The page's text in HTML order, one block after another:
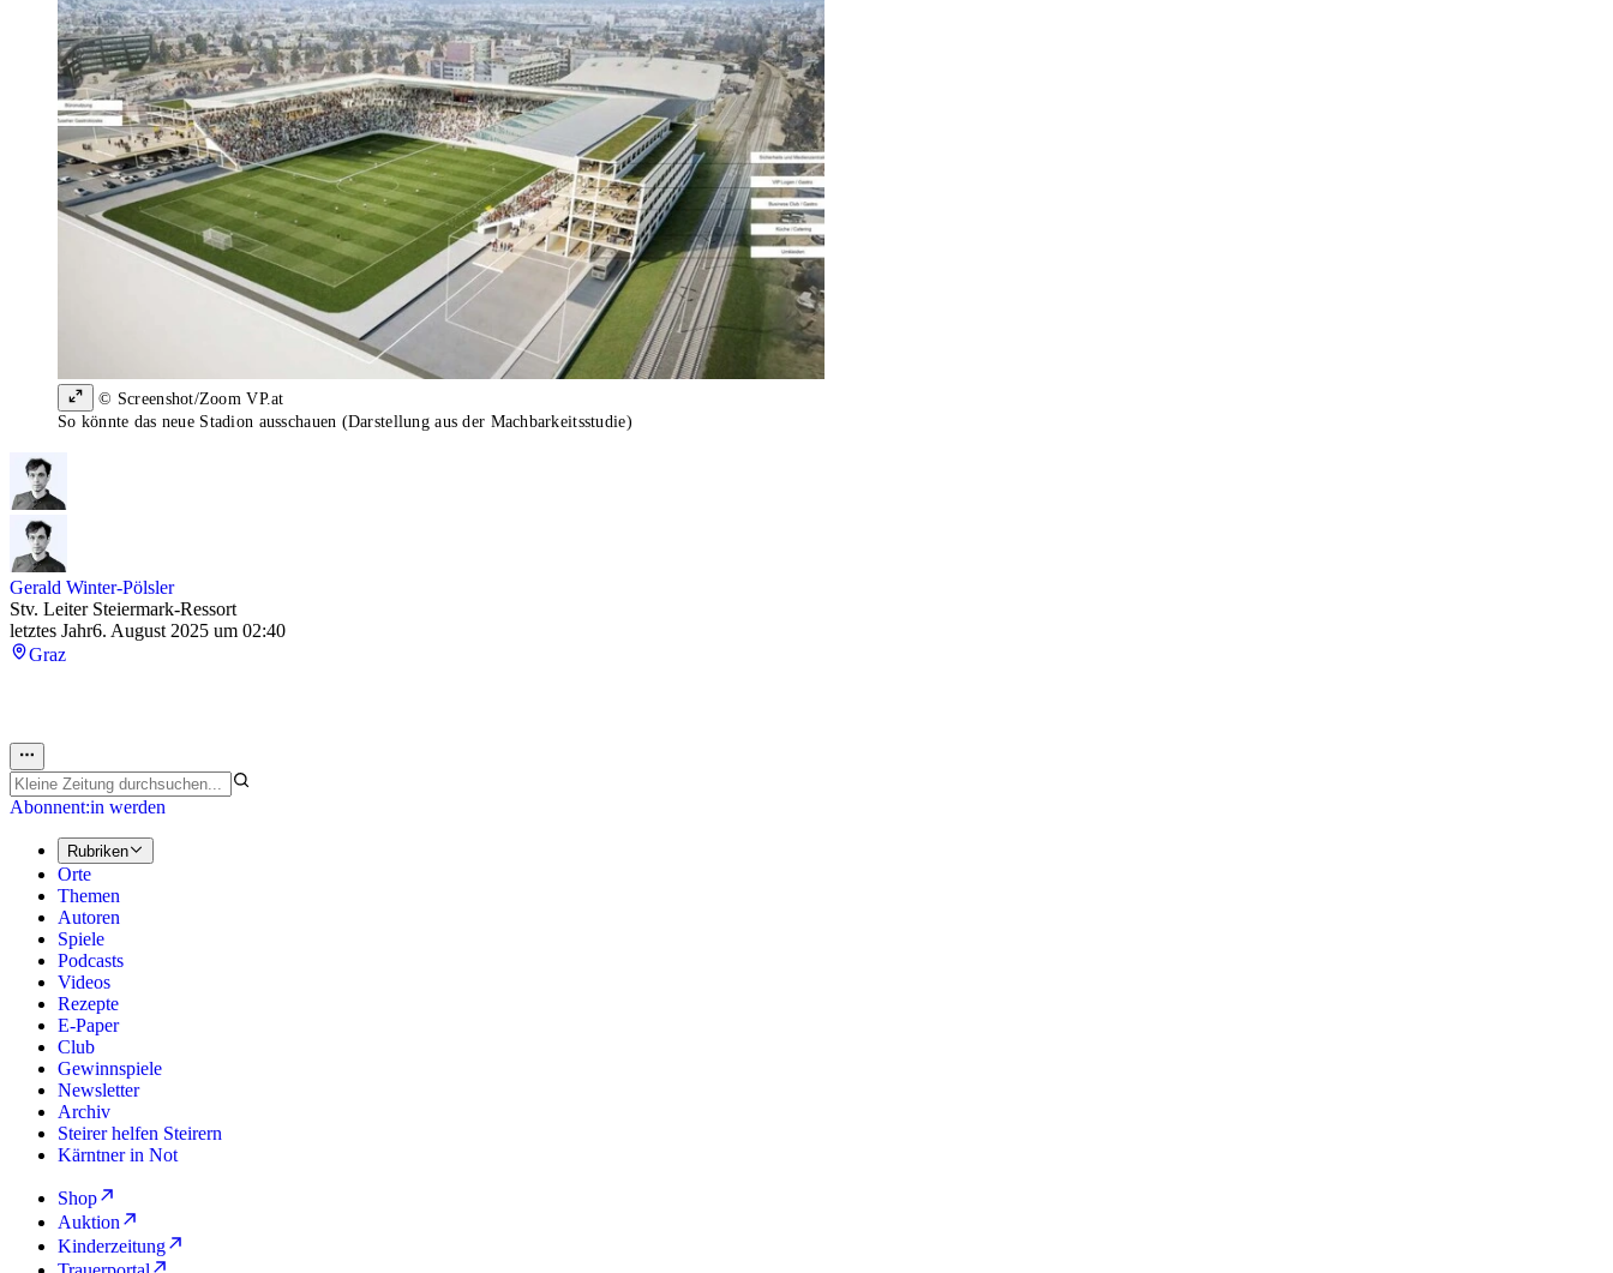
© Screenshot/Zoom VP.at
So könnte das neue Stadion ausschauen (Darstellung aus der Machbarkeitsstudie)
Gerald Winter-Pölsler
Stv. Leiter Steiermark-Ressort
letztes Jahr6. August 2025 um 02:40
Graz
Abonnent:in werden
Rubriken
Orte
Themen
Autoren
Spiele
Podcasts
Videos
Rezepte
E-Paper
Club
Gewinnspiele
Newsletter
Archiv
Steirer helfen Steirern
Kärntner in Not
Shop
Auktion
Kinderzeitung